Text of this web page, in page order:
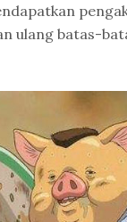
ulang batas-